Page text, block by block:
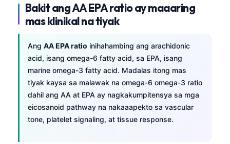
Bakit ang AA EPA ratio ay maaaring
mas klinikal na tiyak
Ang AA EPA ratio inihahambing ang arachidonic
acid, isang omega-6 fatty acid, sa EPA, isang
marine omega-3 fatty acid. Madalas itong mas
tiyak kaysa sa malawak na omega-6 omega-3 ratio
dahil ang AA at EPA ay nagkakumpitensya sa mga
eicosanoid pathway na nakaaapekto sa vascular
tone, platelet signaling, at tissue response.